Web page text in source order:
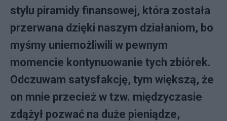
stylu piramidy finansowej, która została
przerwana dzięki naszym działaniom, bo
myśmy uniemożliwili w pewnym
momencie kontynuowanie tych zbiórek.
Odczuwam satysfakcję, tym większą, że
on mnie przecież w tzw. międzyczasie
zdążył pozwać na duże pieniądze,